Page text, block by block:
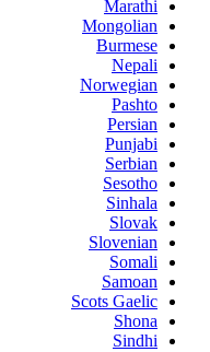
Marathi
Mongolian
Burmese
Nepali
Norwegian
Pashto
Persian
Punjabi
Serbian
Sesotho
Sinhala
Slovak
Slovenian
Somali
Samoan
Scots Gaelic
Shona
Sindhi